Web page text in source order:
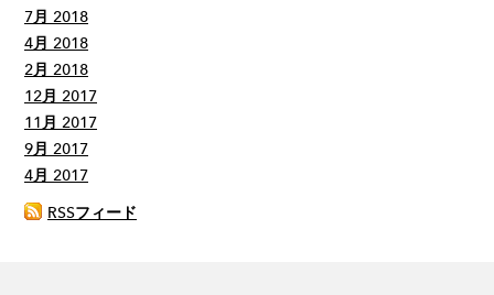
7月 2018
4月 2018
2月 2018
12月 2017
11月 2017
9月 2017
4月 2017
RSSフィード